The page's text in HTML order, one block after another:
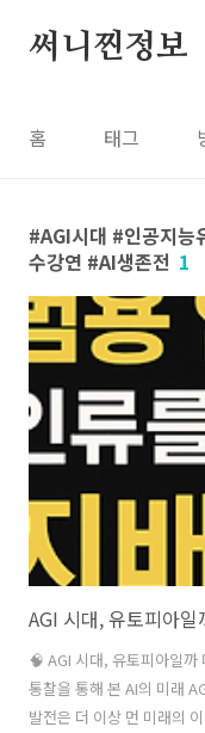
써니찐정보
홈 태그
AGI시대 #인공지능
수강연 #AI생존전 1
AGI 시대, 유토피아
🧠 AGI 시대, 유토피아일까
통찰을 통해 본 AI의 미래
발전은 더 이상 먼 미래의